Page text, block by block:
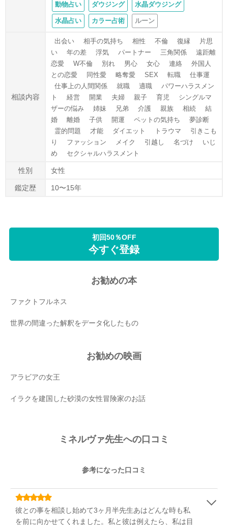
動物占い ダウジング 水晶ダウジング
水晶占い カラー占術 ルーン
相談内容
出会い 相手の気持ち 相性 不倫 復縁
片思
い
年の差 浮気 パートナー 三角関係
遠距離
恋愛
W不倫 別れ 男心 女心 連絡
外国人
との恋愛
同性愛 略奪愛 SEX 転職
仕事運
仕事上の人間関係
就職 適職
パワーハラスメン
ト
経営 開業 夫婦 親子 育児
シングルマ
ザーの悩み
姉妹 兄弟 介護 親族 相続
結
婚
離婚 子供 開運 ペットの気持ち
夢診断
霊的問題
才能 ダイエット トラウマ
引きこも
り
ファッション メイク 引越し 名づけ
いじ
め
セクシャルハラスメント
性別 女性
鑑定歴 10〜15年
初回50％OFF
今すぐ登録
お勧めの本
ファクトフルネス
世界の間違った解釈をデータ化したもの
お勧めの映画
アラビアの女王
イラクを建国した砂漠の女性冒険家のお話
ミネルヴァ先生への口コミ
参考になった口コミ
彼との事を相談し始めて3ヶ月半先生あはどんな時も私
を前に向かせてくれました。私と彼は例えたら、私は目